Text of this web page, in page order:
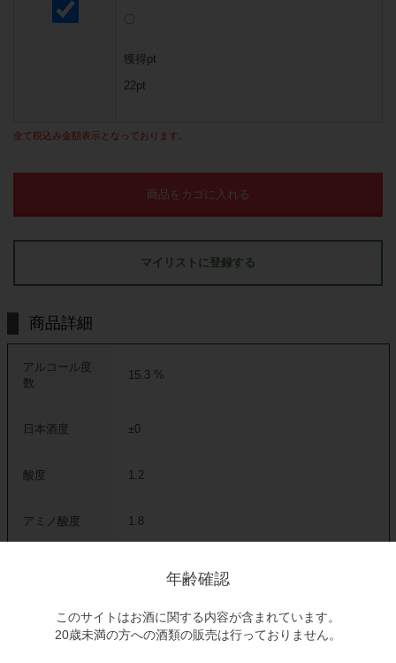
年齢確認
このサイトはお酒に関する内容が含まれています。
20歳未満の方への酒類の販売は行っておりません。
獲得pt
22pt
全て税込み金額表示となっております。
商品をカゴに入れる
マイリストに登録する
商品詳細
アルコール度
数
15.3 %
日本酒度 ±0
酸度 1.2
アミノ酸度 1.8
米(国産)・米麹(国産米)